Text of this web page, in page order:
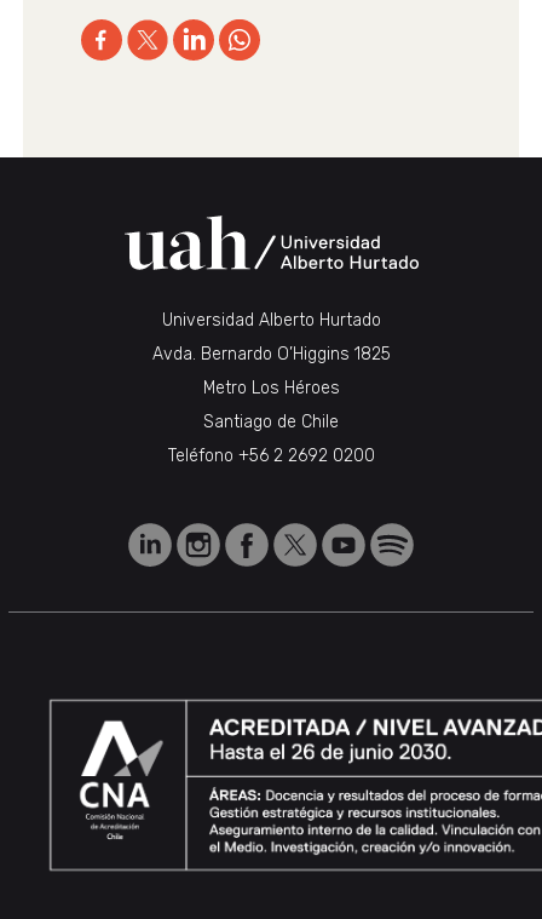
Universidad Alberto Hurtado
Avda. Bernardo O’Higgins 1825
Metro Los Héroes
Santiago de Chile
Teléfono +56 2 2692 0200